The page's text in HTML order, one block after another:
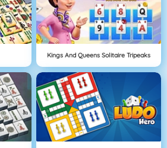
Kings And Queens Solitaire Tripeaks